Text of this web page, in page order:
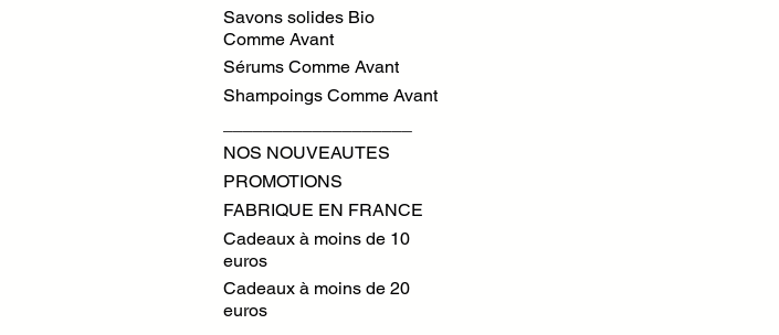
Savons solides Bio
Comme Avant
Sérums Comme Avant
Shampoings Comme Avant
NOS NOUVEAUTES
PROMOTIONS
FABRIQUE EN FRANCE
Cadeaux à moins de 10
euros
Cadeaux à moins de 20
euros